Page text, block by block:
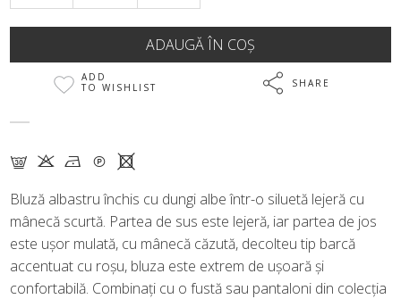
ADD
TO WISHLIST
SHARE
G K N Q X
Bluză albastru închis cu dungi albe într-o siluetă lejeră cu
mânecă scurtă. Partea de sus este lejeră, iar partea de jos
este ușor mulată, cu mânecă căzută, decolteu tip barcă
accentuat cu roșu, bluza este extrem de ușoară și
confortabilă. Combinați cu o fustă sau pantaloni din colecția